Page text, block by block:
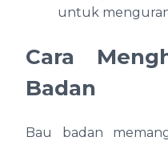
untuk
Cara
Badan
Bau badan